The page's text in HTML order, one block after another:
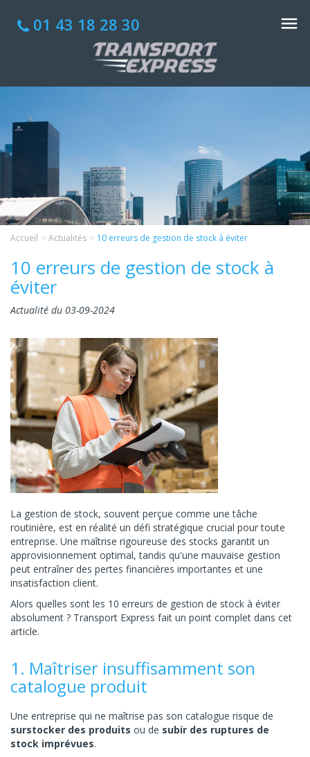
01 43 18 28 30
Accueil Actualités 10 erreurs de gestion de stock à éviter
10 erreurs de gestion de stock à
éviter
Actualité du 03-09-2024
La gestion de stock, souvent perçue comme une tâche
routinière, est en réalité un défi stratégique crucial pour toute
entreprise. Une maîtrise rigoureuse des stocks garantit un
approvisionnement optimal, tandis qu'une mauvaise gestion
peut entraîner des pertes financières importantes et une
insatisfaction client.
Alors quelles sont les 10 erreurs de gestion de stock à éviter
absolument ? Transport Express fait un point complet dans cet
article.
1. Maîtriser insuffisamment son
catalogue produit
Une entreprise qui ne maîtrise pas son catalogue risque de
surstocker des produits ou de subir des ruptures de
stock imprévues.